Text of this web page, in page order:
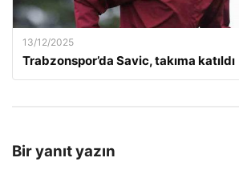
13/12/2025
Trabzonspor’da Savic, takıma katıldı
Bir yanıt yazın